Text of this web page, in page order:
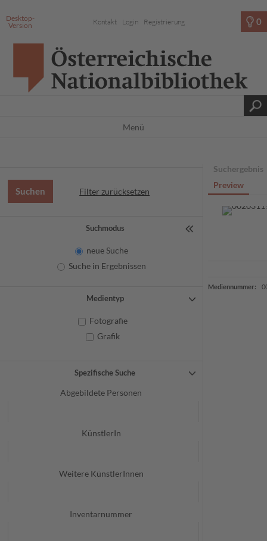
Desktop-
Version
Kontakt Login Registrierung 0
Menü
Filter zurücksetzen
Suchmodus
neue Suche
Suche in Ergebnissen
Medientyp
Fotografie
Grafik
Spezifische Suche
Abgebildete Personen
KünstlerIn
Weitere KünstlerInnen
Inventarnummer
Suchergebnis
Preview
Mediennummer: